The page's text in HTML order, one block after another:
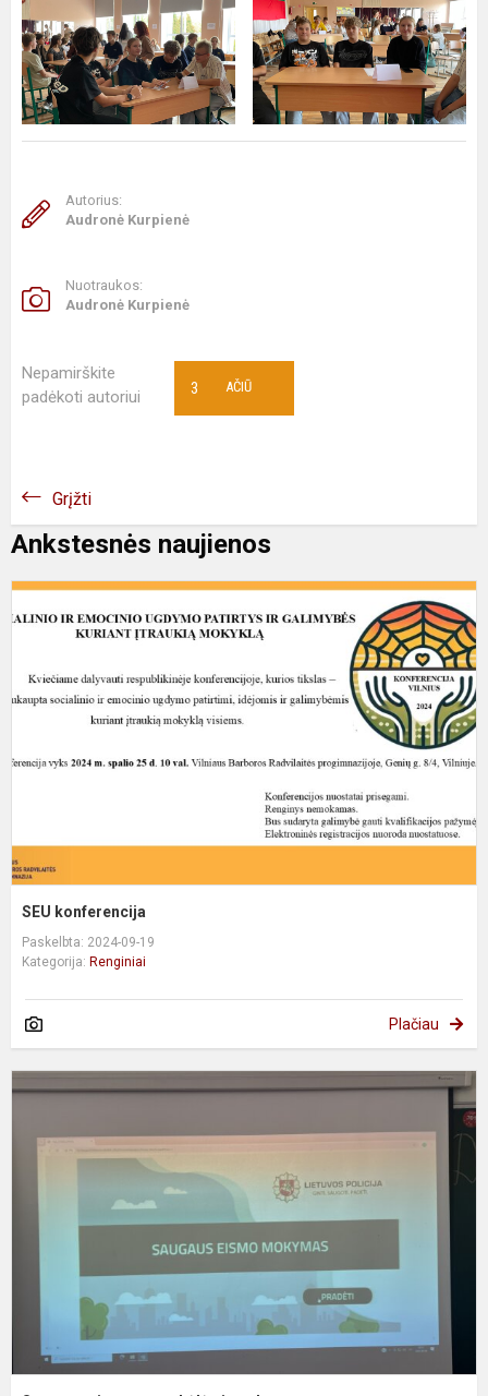
Autorius:
Audronė Kurpienė
Nuotraukos:
Audronė Kurpienė
Nepamirškite
padėkoti autoriui
AČIŪ
3
Grįžti
Ankstesnės naujienos
SEU konferencija
Paskelbta: 2024-09-19
Kategorija: Renginiai
Plačiau